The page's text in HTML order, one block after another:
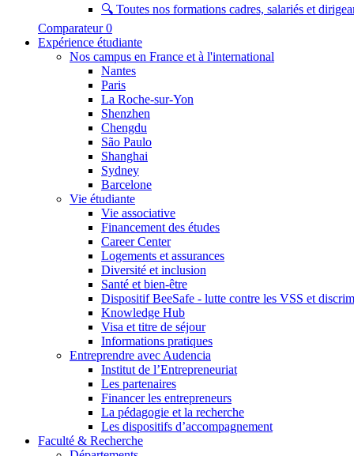
🔍 Toutes nos formations cadres, salariés et
Comparateur 0
Expérience étudiante
Nos campus en France et à l'international
Nantes
Paris
La Roche-sur-Yon
Shenzhen
Chengdu
São Paulo
Shanghai
Sydney
Barcelone
Vie étudiante
Vie associative
Financement des études
Career Center
Logements et assurances
Diversité et inclusion
Santé et bien-être
Dispositif BeeSafe - lutte contre les VSS et
Knowledge Hub
Visa et titre de séjour
Informations pratiques
Entreprendre avec Audencia
Institut de l’Entrepreneuriat
Les partenaires
Financer les entrepreneurs
La pédagogie et la recherche
Les dispositifs d’accompagnement
Faculté & Recherche